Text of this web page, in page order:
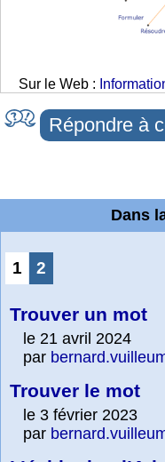
Sur le Web :
Répondre à
Dans
1 2
Trouver un mot
le 21 avril 2024
par
Trouver le mot
le 3 février 2023
par